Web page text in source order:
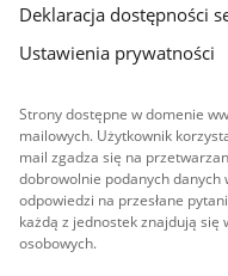
Deklaracja dostępności
Ustawienia prywatności
Strony dostępne w domenie
mailowych. Użytkownik
mail zgadza się na
dobrowolnie podanych danych
odpowiedzi na przesłane
każdą z jednostek znajdują
osobowych.